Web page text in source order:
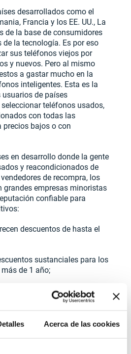
Acerca de las cookies
desarrollados como el
Francia y los EE. UU., La
de la base de consumidores
de la tecnología. Es por eso
sus teléfonos viejos por
y nuevos. Pero al mismo
a gastar mucho en la
inteligentes. Esta es la
de países
teléfonos usados,
con todas las
bajos o con
en desarrollo donde la gente
y reacondicionados de
de recompra, los
grandes empresas minoristas
confiable para
descuentos de hasta el
sustanciales para los
de 1 año;
certificado en todo el mundo.
respaldados por una
su propio programa